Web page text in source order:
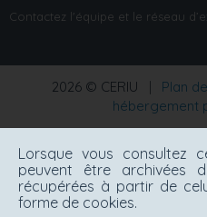
Contactez l'équipe et le réseau
2026 © CERIU | Plan
hébergement
Lorsque vous consultez
peuvent être archivées
récupérées à partir de
forme de cookies.